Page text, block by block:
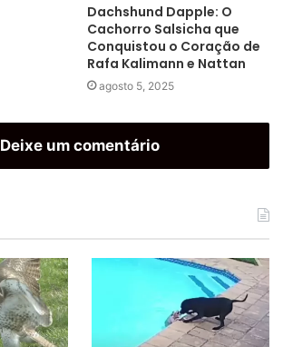
Dachshund Dapple: O
Cachorro Salsicha que
Conquistou o Coração de
Rafa Kalimann e Nattan
agosto 5, 2025
Deixe um comentário